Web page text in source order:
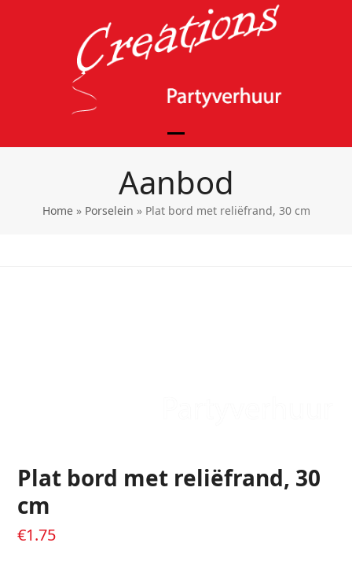
Open
mobile
menu
Close
mobile
menu
Aanbod
Home» Porselein » Plat bord met reliëfrand, 30 cm
Plat bord met reliëfrand, 30
cm
€1.75